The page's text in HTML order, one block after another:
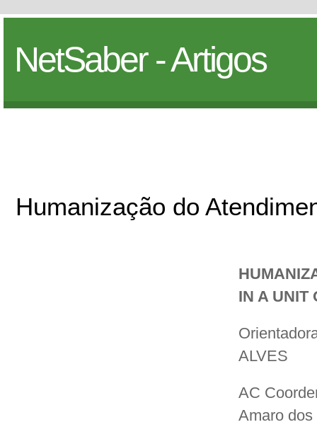
NetSaber - Artigos
Humanização do
IN A UNIT
ALVES
AC
Amaro